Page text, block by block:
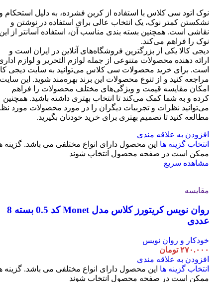
نوک اتود سی کلاس با استفاده از کربن فشرده، به دلیل استحکام
نشکستن کمتر نوک، یک انتخاب عالی برای استفاده در نوشتن و
نقاشی است. همچنین بسته بندی مناسب آن، استفاده آسانتر از
نوک را فراهم می‌کند.
دیجی کالا یکی از بزرگترین فروشگاه‌های آنلاین در ایران است و
ارائه دهنده محصولات متنوعی از جمله لوازم التحریر و لوازم
است. برای خرید محصولات سی کلاس می‌توانید به سایت دیجی
مراجعه کنید و از تنوع محصولات این برند بهره‌مند شوید. این سایت
امکان مقایسه قیمت و ویژگی‌های مختلف محصولات را فراهم
کرده و به شما کمک می‌کند تا انتخاب بهتری داشته باشید. همچنین
می‌توانید نظرات و تجربیات دیگران را در مورد محصولات مورد
مطالعه کنید تا تصمیم بهتری برای خرید خودتان بگیرید.
افزودن به علاقه مندی
انتخاب گزینه ها این محصول دارای انواع مختلفی می باشد. گزینه
ممکن است در صفحه محصول انتخاب شوند
مشاهده سریع
مقایسه
روان نویس کریتورز کلاس مدل Monet کد 0.5 بسته 8
عددی
خودکار و روان نویس
۲۷۰.۰۰۰ تومان
افزودن به علاقه مندی
انتخاب گزینه ها این محصول دارای انواع مختلفی می باشد. گزینه
ممکن است در صفحه محصول انتخاب شوند